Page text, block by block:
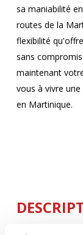
sa maniabilité
routes de la
flexibilité
sans
maintenant
vous à vivre
en Martinique.